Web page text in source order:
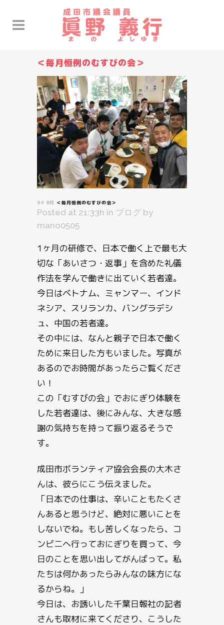
＜毎月恒例のむすびの会＞
04 8月 ＜毎月恒例のむすびの会＞
Posted at 21:33h in ブログ by
mano0505
1ヶ月の研修で、日本で働く上で最も大
切な「あいさつ・返事」を含めた礼儀
作法を学んで働きに出ていく若者達。
今日はベトナム、ミャンマー、インド
ネシア、スリランカ、バングラデシ
ュ、中国の若者達。
その中には、なんと親子で日本で働く
ために来日した方もいました。写真が
あるのでお時間があったらご覧くださ
い！
この「むすびの会」でおにぎり体験を
した若者達は、後にみんな、大きな感
謝の気持ちを持って振り返るそうで
す。
成田市ボランティア協会会長の大木さ
んは、彼らにこう伝えました。
「日本での仕事は、辛いこともたくさ
んあると思うけど、絶対に悪いことを
しないでね。もし苦しくなったら、コ
ンビニへ行っておにぎりを買って、今
日のことを思い出してがんばって。私
たちは何かあったらみんなの味方にな
るからね。」
今日は、お誘いした千葉日報社の記者
さんも取材に来てくださり、こうした